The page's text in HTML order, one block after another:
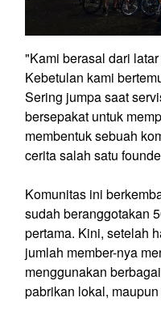
"Kami berasal dari
Kebetulan kami
Sering jumpa saat
bersepakat untuk
membentuk sebuah
cerita salah satu
Komunitas ini
sudah beranggotakan
pertama. Kini, setelah
jumlah member-nya
menggunakan
pabrikan lokal,